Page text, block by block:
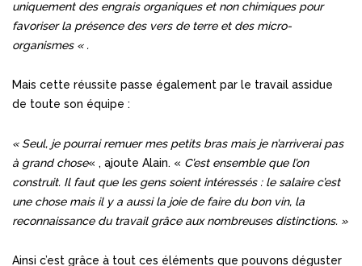
uniquement des engrais organiques et non chimiques pour
favoriser la présence des vers de terre et des micro-
organismes « .
Mais cette réussite passe également par le travail assidue
de toute son équipe :
« Seul, je pourrai remuer mes petits bras mais je n’arriverai pas
à grand chose« , ajoute Alain. « C’est ensemble que l’on
construit. Il faut que les gens soient intéressés : le salaire c’est
une chose mais il y a aussi la joie de faire du bon vin, la
reconnaissance du travail grâce aux nombreuses distinctions. »
Ainsi c’est grâce à tout ces éléments que pouvons déguster